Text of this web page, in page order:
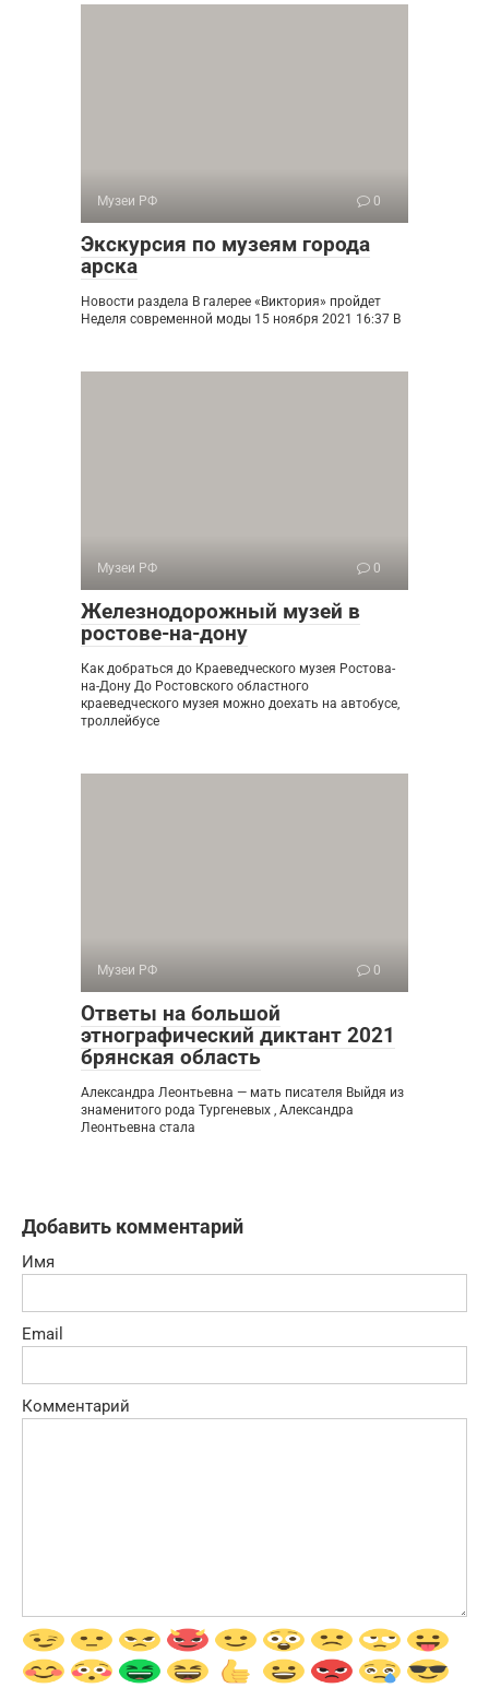
Музеи РФ 0
Экскурсия по музеям города
арска
Новости раздела В галерее «Виктория» пройдет
Неделя современной моды 15 ноября 2021 16:37 В
Музеи РФ 0
Железнодорожный музей в
ростове-на-дону
Как добраться до Краеведческого музея Ростова-
на-Дону До Ростовского областного
краеведческого музея можно доехать на автобусе,
троллейбусе
Музеи РФ 0
Ответы на большой
этнографический диктант 2021
брянская область
Александра Леонтьевна — мать писателя Выйдя из
знаменитого рода Тургеневых , Александра
Леонтьевна стала
Добавить комментарий
Имя
Email
Комментарий